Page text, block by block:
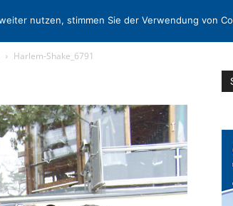
Harlem-Shake_6791
nutzen, stimmen Sie der Verwendung von